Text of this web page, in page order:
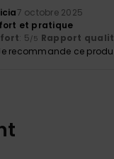
7 octobre 2025
et pratique
: 5/5 Rapport
recommande ce